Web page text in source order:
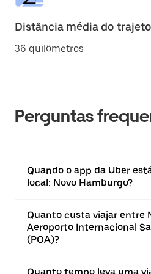
Distância média do trajeto
36 quilômetros
Perguntas
Quando o app da Uber
local: Novo Hamburgo?
Quanto custa viajar entre
Aeroporto Internacional
(POA)?